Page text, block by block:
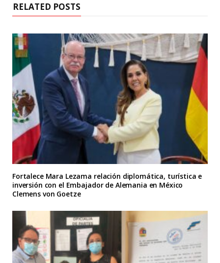
RELATED POSTS
Fortalece Mara Lezama relación diplomática, turística e
inversión con el Embajador de Alemania en México
Clemens von Goetze